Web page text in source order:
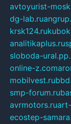
avtoyurist-
dg-lab.ru
krsk124.ru
analitikaplus.ru
sloboda-
online-z.com
mobilvest.ru
smp-forum.ru
avrmotors.ru
ecostep-